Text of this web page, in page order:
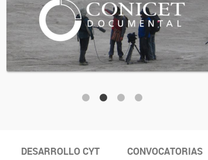
DESARROLLO CYT
CONVOCATORIAS